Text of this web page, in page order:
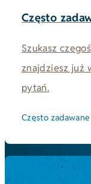
Często
Szukasz
znajdziesz już
pytań.
Często